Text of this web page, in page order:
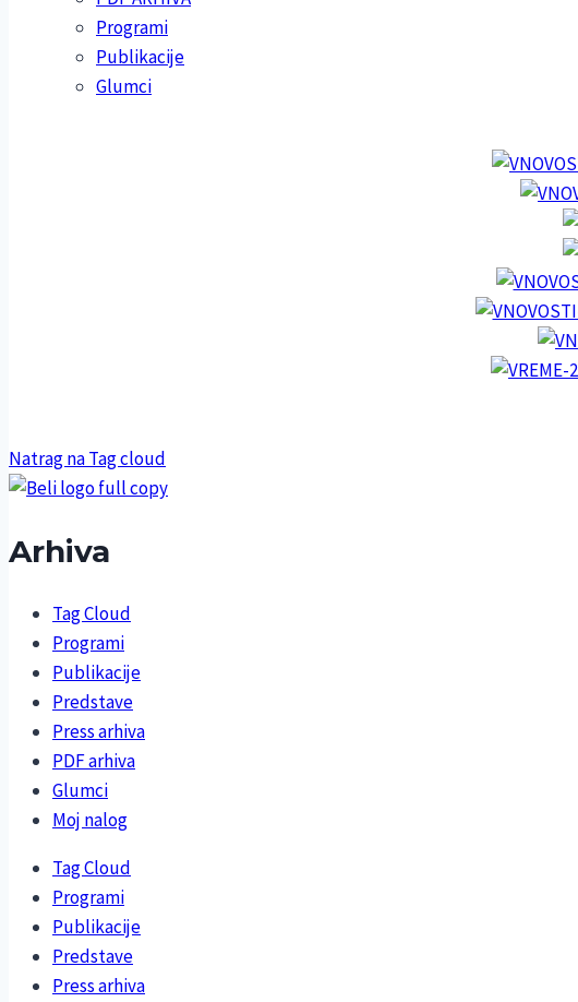
Programi
Publikacije
Glumci
Natrag na Tag cloud
Arhiva
Tag Cloud
Programi
Publikacije
Predstave
Press arhiva
PDF arhiva
Glumci
Moj nalog
Tag Cloud
Programi
Publikacije
Predstave
Press arhiva